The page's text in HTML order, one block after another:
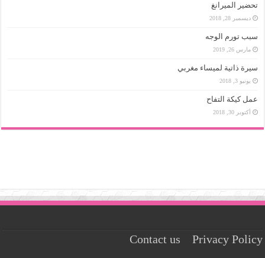
تحضير الميرانغ
ديسمبر 28, 2018
سبب تورم الوجه
مارس 26, 2019
سيرة ذاتية لميساء مغربي
يونيو 3, 2018
عمل كيكة التفاح
أكتوبر 30, 2018
Contact us Privacy Policy